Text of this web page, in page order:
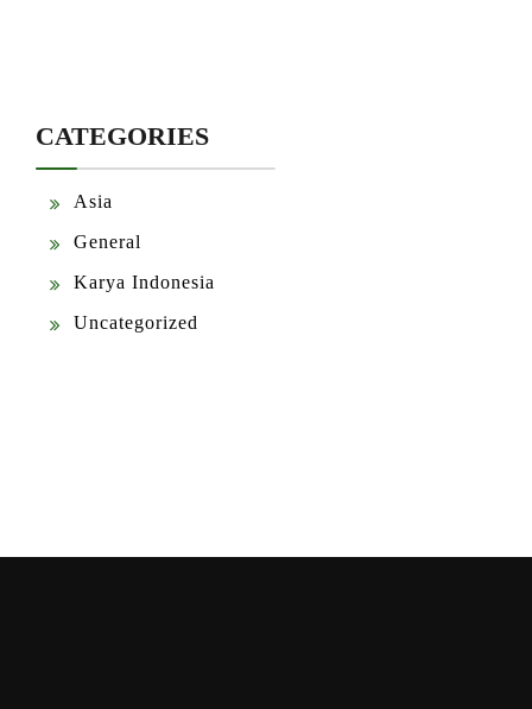
CATEGORIES
Asia
General
Karya Indonesia
Uncategorized